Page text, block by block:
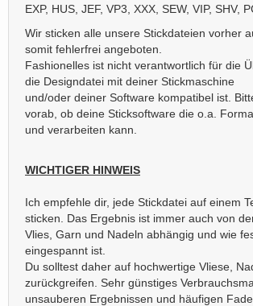
EXP, HUS, JEF, VP3, XXX, SEW, VIP, SHV,
Wir sticken alle unsere Stickdateien vorher
somit fehlerfrei angeboten.
Fashionelles ist nicht verantwortlich für die
die Designdatei mit deiner Stickmaschine
und/oder deiner Software kompatibel ist.
vorab, ob deine Sticksoftware die o.a.
und verarbeiten kann.
WICHTIGER HINWEIS
Ich empfehle dir, jede Stickdatei auf einem
sticken. Das Ergebnis ist immer auch von
Vlies, Garn und Nadeln abhängig und wie
eingespannt ist.
Du solltest daher auf hochwertige Vliese,
zurückgreifen. Sehr günstiges
unsauberen Ergebnissen und häufigen